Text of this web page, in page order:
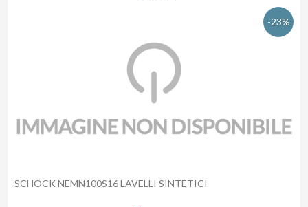
-23%
SCHOCK NEMN100S16 LAVELLI SINTETICI